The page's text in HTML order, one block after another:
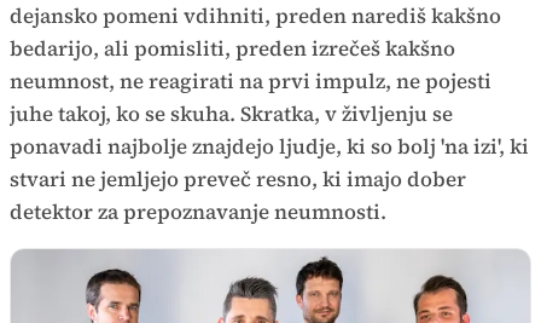
dejansko pomeni vdihniti, preden narediš kakšno
bedarijo, ali pomisliti, preden izrečeš kakšno
neumnost, ne reagirati na prvi impulz, ne pojesti
juhe takoj, ko se skuha. Skratka, v življenju se
ponavadi najbolje znajdejo ljudje, ki so bolj 'na izi', ki
stvari ne jemljejo preveč resno, ki imajo dober
detektor za prepoznavanje neumnosti.